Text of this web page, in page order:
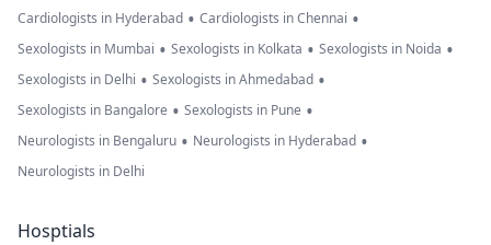
Cardiologists in Hyderabad • Cardiologists in Chennai •
Sexologists in Mumbai • Sexologists in Kolkata • Sexologists in Noida •
Sexologists in Delhi • Sexologists in Ahmedabad •
Sexologists in Bangalore • Sexologists in Pune •
Neurologists in Bengaluru • Neurologists in Hyderabad •
Neurologists in Delhi
Hosptials